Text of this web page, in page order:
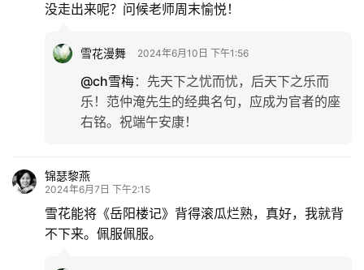
没走出来呢？问候老师周末愉悦！
雪花漫舞 2024年6月10日 下午1:56
@ch雪梅： 先天下之忧而忧，后天下之乐而
乐！范仲淹先生的经典名句，应成为官者的座
右铭。祝端午安康！
锦瑟黎燕
2024年6月7日 下午2:15
雪花能将《岳阳楼记》背得滚瓜烂熟，真好，我就背
不下来。佩服佩服。